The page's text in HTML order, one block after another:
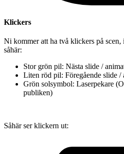
Klickers
Ni kommer att ha två klickers på
såhär:
Stor grön pil: Nästa slide /
Liten röd pil: Föregående slide /
Grön solsymbol: Laserpekare
publiken)
Såhär ser klickern ut: